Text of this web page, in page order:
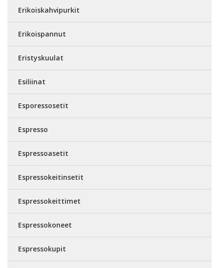
Erikoiskahvipurkit
Erikoispannut
Eristyskuulat
Esiliinat
Esporessosetit
Espresso
Espressoasetit
Espressokeitinsetit
Espressokeittimet
Espressokoneet
Espressokupit